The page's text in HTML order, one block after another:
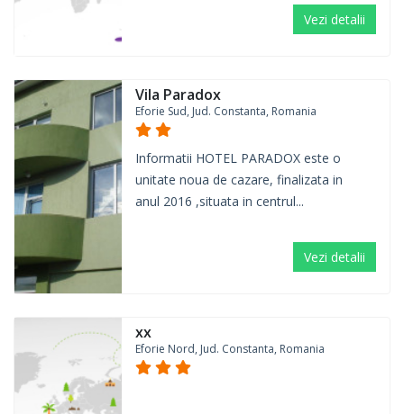
Vezi detalii
Vila Paradox
Eforie Sud, Jud. Constanta, Romania
Informatii HOTEL PARADOX este o
unitate noua de cazare, finalizata in
anul 2016 ,situata in centrul...
Vezi detalii
xx
Eforie Nord, Jud. Constanta, Romania